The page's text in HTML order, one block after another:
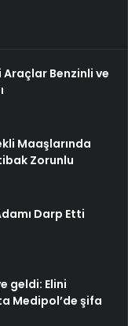
Benzinli ve
Maaşlarında
Zorunlu
Darp Etti
geldi: Elini
Medipol’de şifa